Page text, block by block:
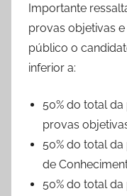
Importante
provas objetivas
público o
inferior a:
50% do total
provas
50% do total
de
50% do total